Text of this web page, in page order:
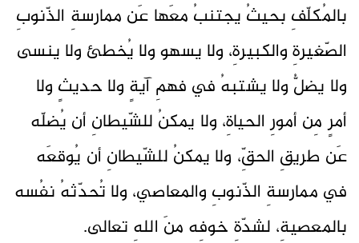
بالمُكلّفِ بحيثُ يجتنبُ معَها عَن ممارسةِ الذّنوبِ
الصّغيرةِ والكبيرةِ، ولا يسهو ولا يُخطئ ولا ينسى
ولا يضلُّ ولا يشتبهُ في فهمِ آيةٍ ولا حديثٍ ولا
أمرٍ مِن أمورِ الحياةِ، ولا يمكنُ للشّيطانِ أن يُضلّه
عَن طريقِ الحقِّ، ولا يمكنُ للشّيطانِ أن يُوقعَه
في ممارسةِ الذّنوبِ والمعاصي، ولا تُحدّثهُ نفُسه
بالمعصيةِ، لشدّةِ خوفِه منَ اللهِ تعالى.